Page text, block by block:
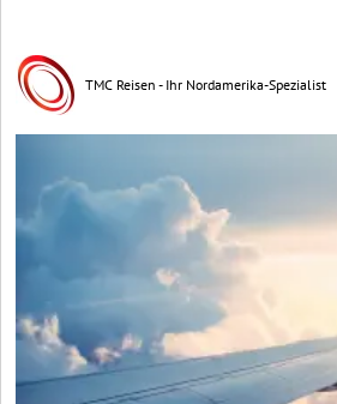
TMC Reisen - Ihr Nordamerika-Spezialist